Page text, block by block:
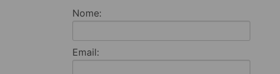
Nome:
Email: